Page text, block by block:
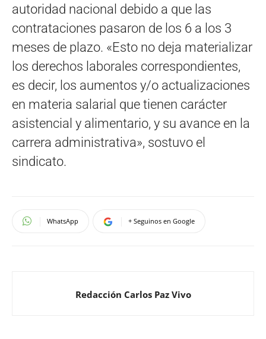
autoridad nacional debido a que las
contrataciones pasaron de los 6 a los 3
meses de plazo. «Esto no deja materializar
los derechos laborales correspondientes,
es decir, los aumentos y/o actualizaciones
en materia salarial que tienen carácter
asistencial y alimentario, y su avance en la
carrera administrativa», sostuvo el
sindicato.
WhatsApp + Seguinos en Google
Redacción Carlos Paz Vivo